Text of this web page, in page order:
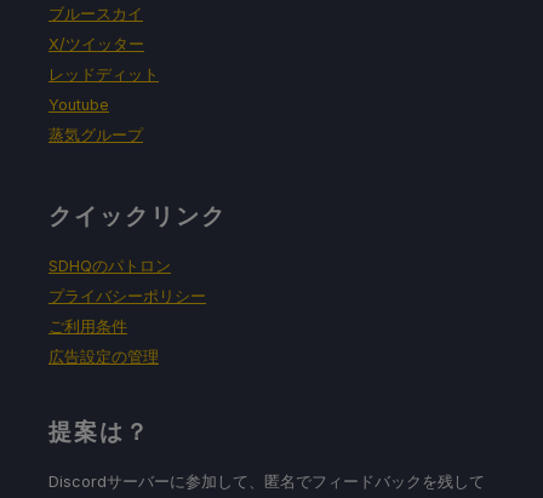
ブルースカイ
X/ツイッター
レッドディット
Youtube
蒸気グループ
クイックリンク
SDHQのパトロン
プライバシーポリシー
ご利用条件
広告設定の管理
提案は？
Discordサーバーに参加して、匿名でフィードバックを残して